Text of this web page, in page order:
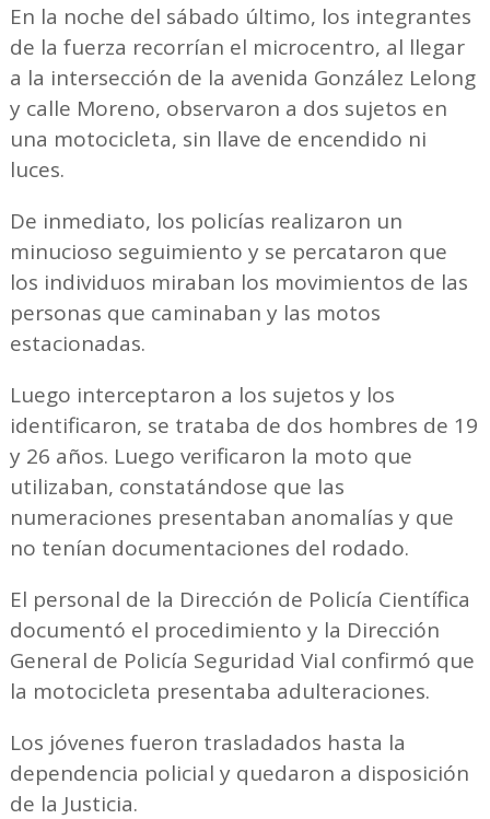
En la noche del sábado último, los integrantes
de la fuerza recorrían el microcentro, al llegar
a la intersección de la avenida González Lelong
y calle Moreno, observaron a dos sujetos en
una motocicleta, sin llave de encendido ni
luces.
De inmediato, los policías realizaron un
minucioso seguimiento y se percataron que
los individuos miraban los movimientos de las
personas que caminaban y las motos
estacionadas.
Luego interceptaron a los sujetos y los
identificaron, se trataba de dos hombres de 19
y 26 años. Luego verificaron la moto que
utilizaban, constatándose que las
numeraciones presentaban anomalías y que
no tenían documentaciones del rodado.
El personal de la Dirección de Policía Científica
documentó el procedimiento y la Dirección
General de Policía Seguridad Vial confirmó que
la motocicleta presentaba adulteraciones.
Los jóvenes fueron trasladados hasta la
dependencia policial y quedaron a disposición
de la Justicia.